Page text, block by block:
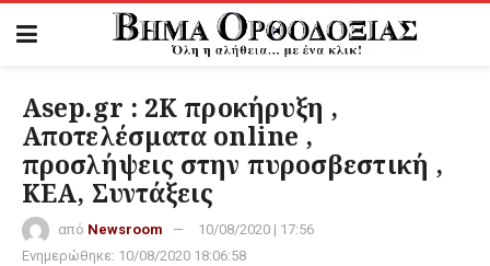
Asep.gr : 2Κ προκήρυξη ,
Αποτελέσματα online ,
προσλήψεις στην πυροσβεστική ,
ΚΕΑ, Συντάξεις
από Newsroom
10/08/2020 | 17:56
Ενημερώθηκε: 10/08/2020 18:06:58